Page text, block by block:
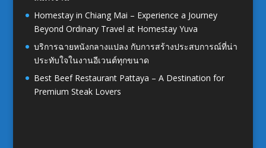
Homestay in Chiang Mai – Experience a Journey
Beyond Ordinary Travel at Homestay Yuva
บริการฉายหนังกลางแปลง กับการสร้างประสบการณ์ที่น่า
ประทับใจในงานอีเวนต์ทุกขนาด
Best Beef Restaurant Pattaya – A Destination for
Premium Steak Lovers